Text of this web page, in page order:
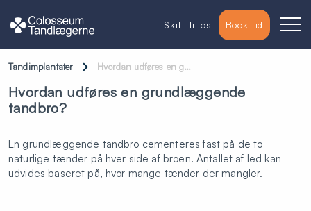
Tandimplantater Hvordan udføres en g…
Hvordan udføres en grundlæggende
tandbro?
En grundlæggende tandbro cementeres fast på de to
naturlige tænder på hver side af broen. Antallet af led kan
udvides baseret på, hvor mange tænder der mangler.
Skift til os Book tid